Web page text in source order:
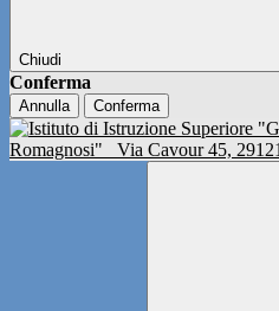
Chiudi
Conferma
Annulla Conferma
Romagnosi"
Via Cavour 45,